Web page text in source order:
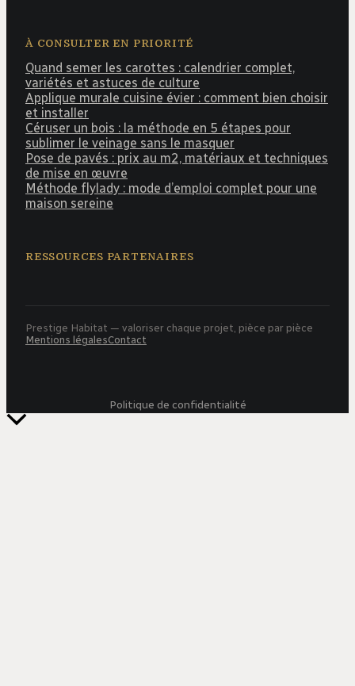
À CONSULTER EN PRIORITÉ
Quand semer les carottes : calendrier complet,
variétés et astuces de culture
Applique murale cuisine évier : comment bien choisir
et installer
Céruser un bois : la méthode en 5 étapes pour
sublimer le veinage sans le masquer
Pose de pavés : prix au m2, matériaux et techniques
de mise en œuvre
Méthode flylady : mode d’emploi complet pour une
maison sereine
RESSOURCES PARTENAIRES
Prestige Habitat — valoriser chaque projet, pièce par pièce
Mentions légalesContact
Politique de confidentialité